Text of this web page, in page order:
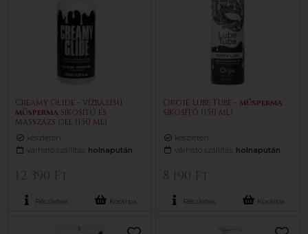
Creamy Glide - vízbázisú
műsperma síkosító és
masszázs gél (150 ml)
készleten
várható szállítás: holnapután
12 390 Ft
Részletek Kosárba
Orgie Lube Tube - műsperma
síkosító (150 ml)
készleten
várható szállítás: holnapután
8 190 Ft
Részletek Kosárba